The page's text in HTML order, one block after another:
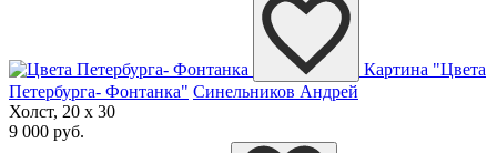
Картина "Цвета
Петербурга- Фонтанка" Синельников Андрей
Холст, 20 x 30
9 000 руб.